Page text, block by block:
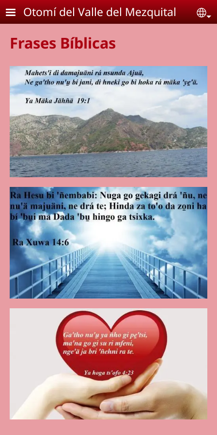
Pasar al contenido principal
Otomí del Valle del Mezquital
Frases Bíblicas